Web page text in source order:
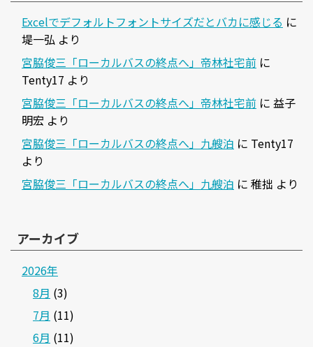
Excelでデフォルトフォントサイズだとバカに感じる に
堤一弘 より
宮脇俊三「ローカルバスの終点へ」帝林社宅前 に
Tenty17 より
宮脇俊三「ローカルバスの終点へ」帝林社宅前 に 益子
明宏 より
宮脇俊三「ローカルバスの終点へ」九艘泊 に Tenty17
より
宮脇俊三「ローカルバスの終点へ」九艘泊 に 稚拙 より
アーカイブ
2026年
8月 (3)
7月 (11)
6月 (11)